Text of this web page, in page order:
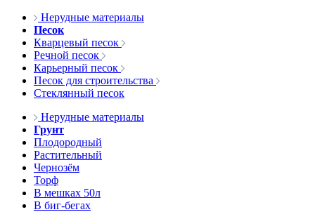
Нерудные материалы
Песок
Кварцевый песок
Речной песок
Карьерный песок
Песок для строительства
Стеклянный песок
Нерудные материалы
Грунт
Плодородный
Растительный
Чернозём
Торф
В мешках 50л
В биг-бегах